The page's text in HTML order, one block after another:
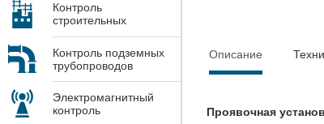
Контроль
строительных
Контроль подземных
трубопроводов
Электромагнитный
контроль
Описание
Проявочная